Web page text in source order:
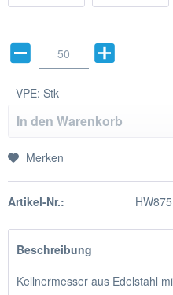
VPE: Stk
In den Warenkorb
Merken
Artikel-Nr.:
Beschreibung
Kellnermesser aus Edelstahl